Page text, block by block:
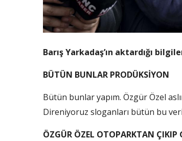
Barış Yarkadaş’ın aktardığı
BÜTÜN BUNLAR PRODÜKSİYON
Bütün bunlar yapım. Özgür Özel
Direniyoruz sloganları bütün bu
ÖZGÜR ÖZEL OTOPARKTAN ÇIKIP